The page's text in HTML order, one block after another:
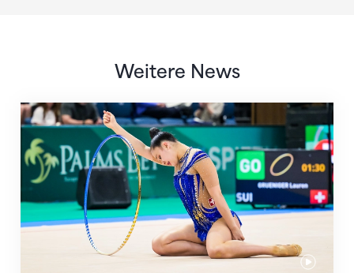
Weitere News
Nächster Halt: Weltmeisterschaft